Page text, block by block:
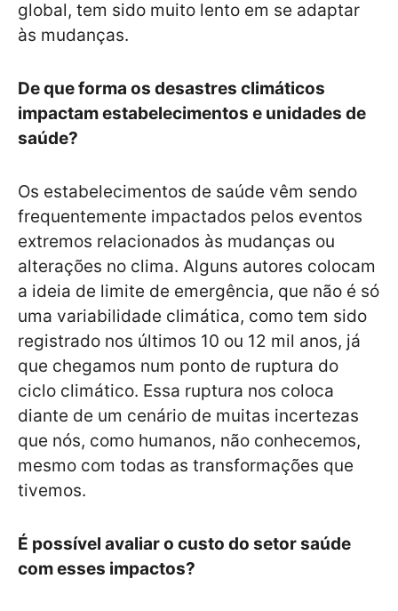
global, tem sido muito lento em se adaptar
às mudanças.
De que forma os desastres climáticos
impactam estabelecimentos e unidades de
saúde?
Os estabelecimentos de saúde vêm sendo
frequentemente impactados pelos eventos
extremos relacionados às mudanças ou
alterações no clima. Alguns autores colocam
a ideia de limite de emergência, que não é só
uma variabilidade climática, como tem sido
registrado nos últimos 10 ou 12 mil anos, já
que chegamos num ponto de ruptura do
ciclo climático. Essa ruptura nos coloca
diante de um cenário de muitas incertezas
que nós, como humanos, não conhecemos,
mesmo com todas as transformações que
tivemos.
É possível avaliar o custo do setor saúde
com esses impactos?